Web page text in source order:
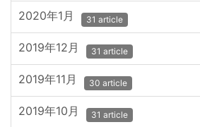
2020年1月 31 article
2019年12月 31 article
2019年11月 30 article
2019年10月 31 article